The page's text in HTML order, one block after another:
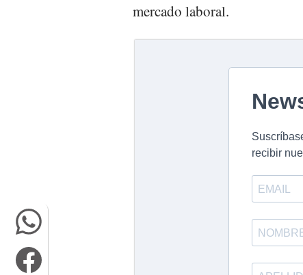
mercado laboral.